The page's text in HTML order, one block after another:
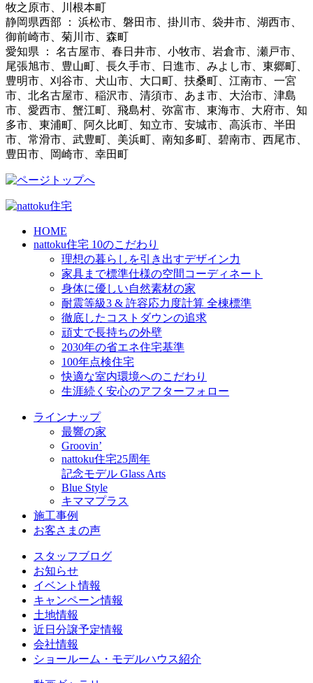
牧之原市、川根本町
静岡県西部 ： 浜松市、磐田市、掛川市、袋井市、湖西市、
御前崎市、菊川市、森町
愛知県 ： 名古屋市、春日井市、小牧市、岩倉市、瀬戸市、
尾張旭市、豊山町、長久手市、日進市、みよし市、東郷町、
豊明市、刈谷市、犬山市、大口町、扶桑町、江南市、一宮
市、北名古屋市、稲沢市、清須市、あま市、大治市、津島
市、愛西市、蟹江町、飛島村、弥富市、東海市、大府市、知
多市、東浦町、阿久比町、知立市、安城市、高浜市、半田
市、常滑市、武豊町、美浜町、南知多町、碧南市、西尾市、
豊田市、岡崎市、幸田町
HOME
nattoku住宅 10のこだわり
理想の暮らしを引き出すデザイン力
家具まで標準仕様の空間コーディネート
身体に優しい自然素材の家
耐震等級3 & 許容応力度計算 全棟標準
徹底したコストダウンの追求
頑丈で長持ちの外壁
2030年の省エネ住宅基準
100年点検住宅
快適な室内環境へのこだわり
生涯続く安心のアフターフォロー
ラインナップ
最響の家
Groovin’
nattoku住宅25周年
記念モデル Glass Arts
Blue Style
キママプラス
施工事例
お客さまの声
スタッフブログ
お知らせ
イベント情報
キャンペーン情報
土地情報
近日分譲予定情報
会社情報
ショールーム・モデルハウス紹介